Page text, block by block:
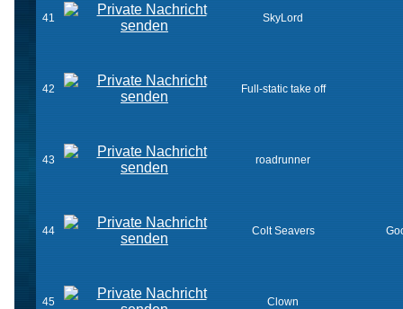
41 SkyLord
42 Full-static take off
43 roadrunner
44 Colt Seavers
45 Clown